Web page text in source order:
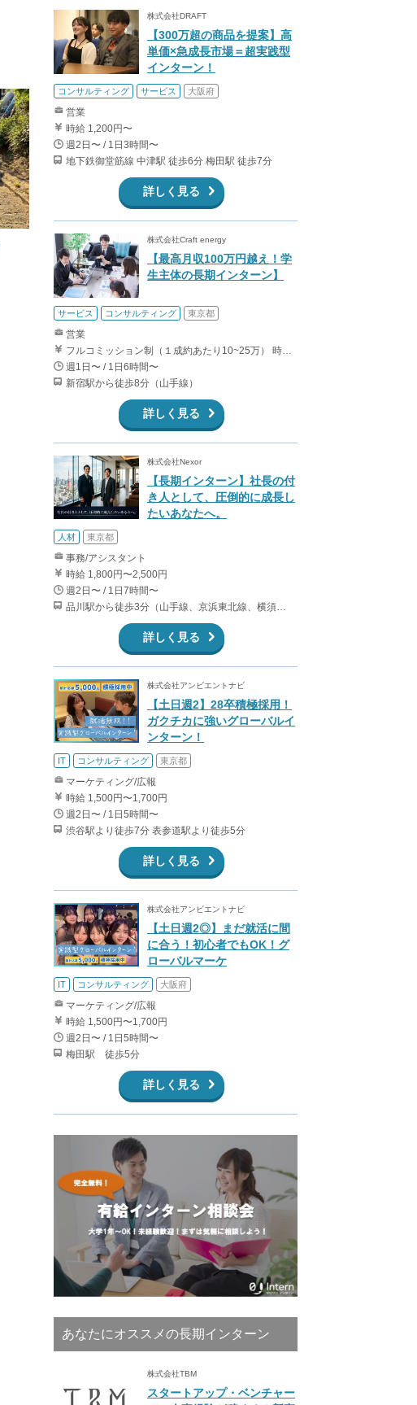
株式会社DRAFT
【300万超の商品を提案】高
単価×急成長市場＝超実践型
インターン！
コンサルティング サービス 大阪府
営業
時給 1,200円〜
週2日〜 / 1日3時間〜
地下鉄御堂筋線 中津駅 徒歩6分 梅田駅 徒歩7分
詳しく見る
株式会社Craft energy
【最高月収100万円越え！学
生主体の長期インターン】
サービス コンサルティング 東京都
営業
週1日〜 / 1日6時間〜
新宿駅から徒歩8分（山手線）
詳しく見る
株式会社Nexor
【長期インターン】社長の付
き人として、圧倒的に成長し
たいあなたへ。
人材 東京都
事務/アシスタント
時給 1,800円〜2,500円
週2日〜 / 1日7時間〜
詳しく見る
株式会社アンビエントナビ
【土日週2】28卒積極採用！
ガクチカに強いグローバルイ
ンターン！
IT コンサルティング 東京都
マーケティング/広報
時給 1,500円〜1,700円
週2日〜 / 1日5時間〜
渋谷駅より徒歩7分 表参道駅より徒歩5分
詳しく見る
株式会社アンビエントナビ
【土日週2◎】まだ就活に間
に合う！初心者でもOK！グ
ローバルマーケ
IT コンサルティング 大阪府
マーケティング/広報
時給 1,500円〜1,700円
週2日〜 / 1日5時間〜
梅田駅 徒歩5分
詳しく見る
あなたにオススメの長期インターン
株式会社TBM
スタートアップ・ベンチャー